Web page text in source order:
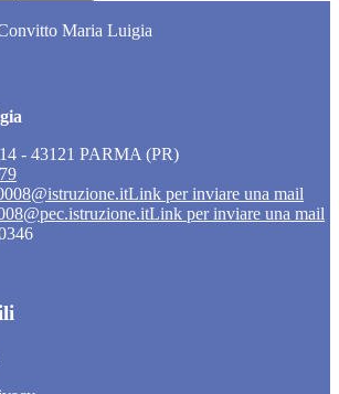
Maria Luigia
- 43121 PARMA (PR)
Link per inviare una mail
Link per inviare una mail